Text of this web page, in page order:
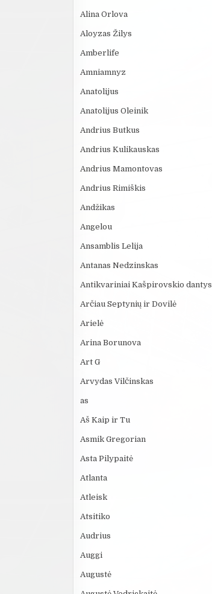
Alina Orlova
Aloyzas Žilys
Amberlife
Amniamnyz
Anatolijus
Anatolijus Oleinik
Andrius Butkus
Andrius Kulikauskas
Andrius Mamontovas
Andrius Rimiškis
Andžikas
Angelou
Ansamblis Lelija
Antanas Nedzinskas
Antikvariniai Kašpirovskio dantys
Arčiau Septynių ir Dovilė
Arielė
Arina Borunova
Art G
Arvydas Vilčinskas
as
Aš Kaip ir Tu
Asmik Gregorian
Asta Pilypaitė
Atlanta
Atleisk
Atsitiko
Audrius
Auggi
Augustė